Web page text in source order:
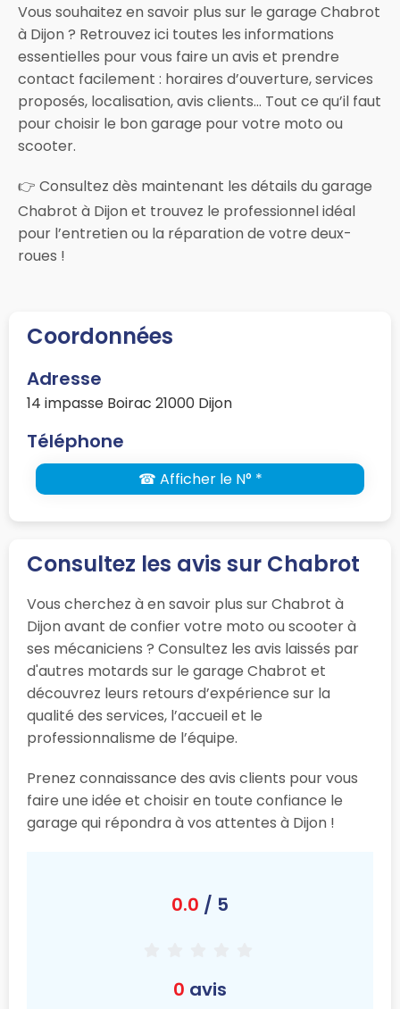
Vous souhaitez en savoir plus sur le garage Chabrot
à Dijon ? Retrouvez ici toutes les informations
essentielles pour vous faire un avis et prendre
contact facilement : horaires d’ouverture, services
proposés, localisation, avis clients… Tout ce qu’il faut
pour choisir le bon garage pour votre moto ou
scooter.
👉 Consultez dès maintenant les détails du garage
Chabrot à Dijon et trouvez le professionnel idéal
pour l’entretien ou la réparation de votre deux-
roues !
Coordonnées
Adresse
14 impasse Boirac 21000 Dijon
Téléphone
☎ Afficher le N° *
Consultez les avis sur Chabrot
Vous cherchez à en savoir plus sur Chabrot à
Dijon avant de confier votre moto ou scooter à
ses mécaniciens ? Consultez les avis laissés par
d'autres motards sur le garage Chabrot et
découvrez leurs retours d’expérience sur la
qualité des services, l’accueil et le
professionnalisme de l’équipe.
Prenez connaissance des avis clients pour vous
faire une idée et choisir en toute confiance le
garage qui répondra à vos attentes à Dijon !
0.0 / 5
0 avis